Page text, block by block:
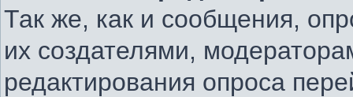
Так же, как и сообщения,
их создателями,
редактирования опроса